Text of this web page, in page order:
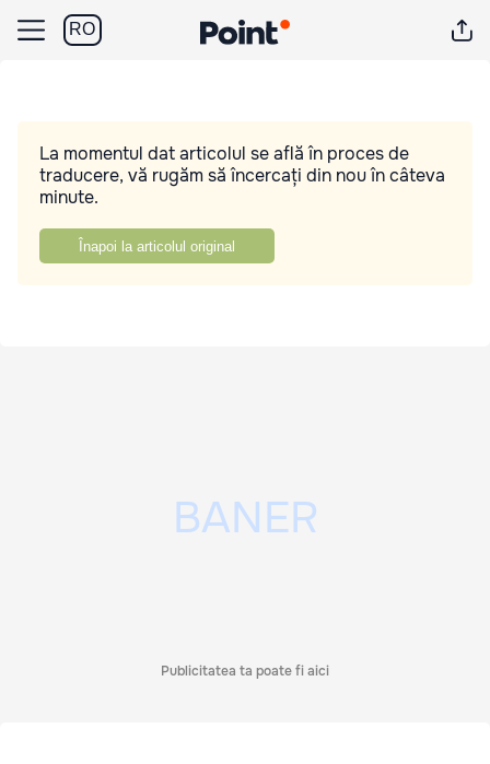
RO
La momentul dat articolul se află în proces de
traducere, vă rugăm să încercați din nou în câteva
minute.
Înapoi la articolul original
Publicitatea ta poate fi aici